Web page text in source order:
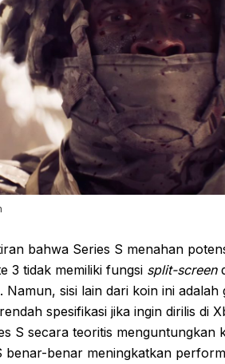
bahwa Series S menahan
3 tidak memiliki fungsi split-screen
sisi lain dari koin ini adalah
spesifikasi jika ingin dirilis di
S secara teoritis menguntungkan
benar-benar meningkatkan